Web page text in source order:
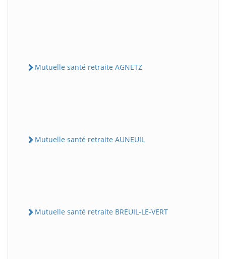
Mutuelle santé retraite AGNETZ
Mutuelle santé retraite AUNEUIL
Mutuelle santé retraite BREUIL-LE-VERT